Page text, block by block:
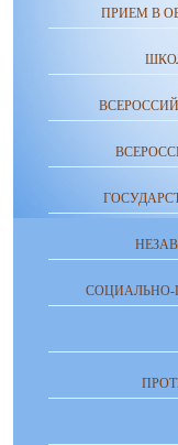
ПРИЕМ В
СОЦИАЛЬНО-